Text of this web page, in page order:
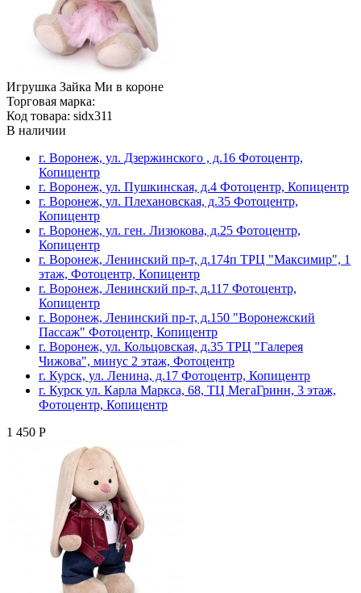
Игрушка Зайка Ми в короне
Торговая марка:
Код товара: sidx311
В наличии
г. Воронеж, ул. Дзержинского , д.16 Фотоцентр,
Копицентр
г. Воронеж, ул. Пушкинская, д.4 Фотоцентр, Копицентр
г. Воронеж, ул. Плехановская, д.35 Фотоцентр,
Копицентр
г. Воронеж, ул. ген. Лизюкова, д.25 Фотоцентр,
Копицентр
г. Воронеж, Ленинский пр-т, д.174п ТРЦ "Максимир", 1
этаж, Фотоцентр, Копицентр
г. Воронеж, Ленинский пр-т, д.117 Фотоцентр,
Копицентр
г. Воронеж, Ленинский пр-т, д.150 "Воронежский
Пассаж" Фотоцентр, Копицентр
г. Воронеж, ул. Кольцовская, д.35 ТРЦ "Галерея
Чижова", минус 2 этаж, Фотоцентр
г. Курск, ул. Ленина, д.17 Фотоцентр, Копицентр
г. Курск ул. Карла Маркса, 68, ТЦ МегаГринн, 3 этаж,
Фотоцентр, Копицентр
1 450 Р